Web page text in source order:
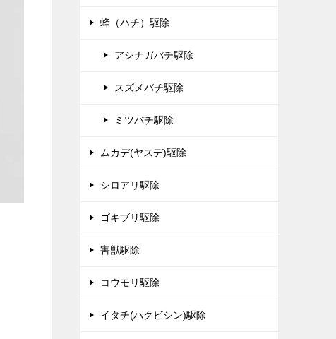
蜂（ハチ）駆除
アシナガバチ駆除
スズメバチ駆除
ミツバチ駆除
ムカデ(ヤスデ)駆除
シロアリ駆除
ゴキブリ駆除
害獣駆除
コウモリ駆除
イタチ(ハクビシン)駆除